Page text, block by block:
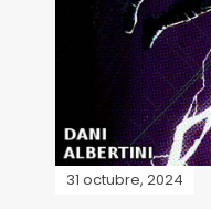
31 octubre, 2024